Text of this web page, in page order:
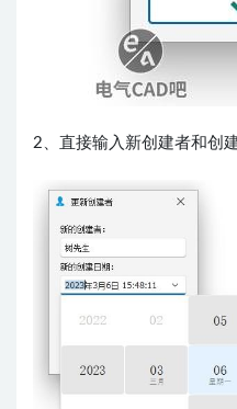
2、直接输入新创建者和创